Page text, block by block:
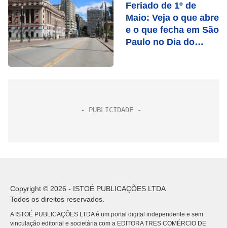
Feriado de 1º de
Maio: Veja o que abre
e o que fecha em São
Paulo no Dia do
Copyright © 2026 - ISTOÉ PUBLICAÇÕES LTDA
Todos os direitos reservados.
A ISTOÉ PUBLICAÇÕES LTDA é um portal digital independente e sem
vinculação editorial e societária com a EDITORA TRES COMÉRCIO DE